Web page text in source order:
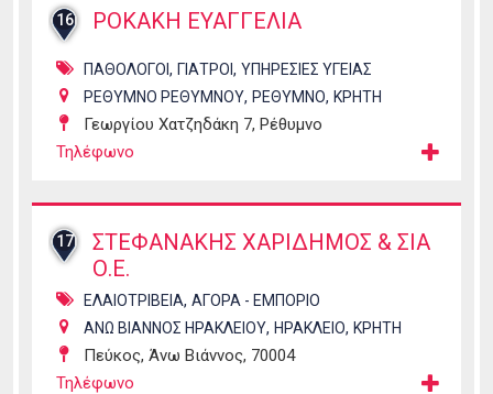
16 ΡΟΚΑΚΗ ΕΥΑΓΓΕΛΙΑ
ΠΑΘΟΛΟΓΟΙ , ΓΙΑΤΡΟΙ , ΥΠΗΡΕΣΙΕΣ ΥΓΕΙΑΣ
ΡΕΘΥΜΝΟ ΡΕΘΥΜΝΟΥ, ΡΕΘΥΜΝΟ, ΚΡΗΤΗ
Γεωργίου Χατζηδάκη 7, Ρέθυμνο
Τηλέφωνο
17
ΣΤΕΦΑΝΑΚΗΣ ΧΑΡΙΔΗΜΟΣ & ΣΙΑ
Ο.Ε.
ΕΛΑΙΟΤΡΙΒΕΙΑ, ΑΓΟΡΑ - ΕΜΠΟΡΙΟ
ΑΝΩ ΒΙΑΝΝΟΣ ΗΡΑΚΛΕΙΟΥ, ΗΡΑΚΛΕΙΟ, ΚΡΗΤΗ
Πεύκος, Άνω Βιάννος, 70004
Τηλέφωνο